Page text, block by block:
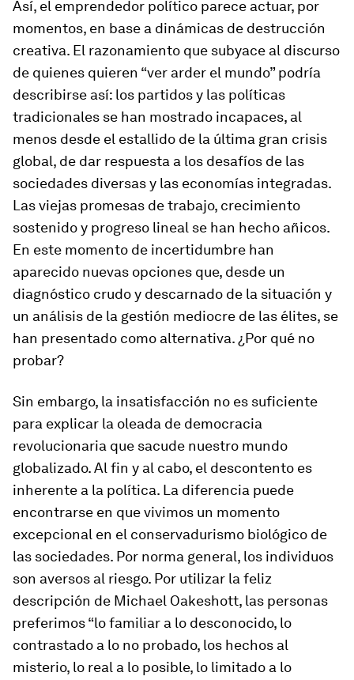
Así, el emprendedor político parece actuar, por
momentos, en base a dinámicas de destrucción
creativa. El razonamiento que subyace al discurso
de quienes quieren “ver arder el mundo” podría
describirse así: los partidos y las políticas
tradicionales se han mostrado incapaces, al
menos desde el estallido de la última gran crisis
global, de dar respuesta a los desafíos de las
sociedades diversas y las economías integradas.
Las viejas promesas de trabajo, crecimiento
sostenido y progreso lineal se han hecho añicos.
En este momento de incertidumbre han
aparecido nuevas opciones que, desde un
diagnóstico crudo y descarnado de la situación y
un análisis de la gestión mediocre de las élites, se
han presentado como alternativa. ¿Por qué no
probar?
Sin embargo, la insatisfacción no es suficiente
para explicar la oleada de democracia
revolucionaria que sacude nuestro mundo
globalizado. Al fin y al cabo, el descontento es
inherente a la política. La diferencia puede
encontrarse en que vivimos un momento
excepcional en el conservadurismo biológico de
las sociedades. Por norma general, los individuos
son aversos al riesgo. Por utilizar la feliz
descripción de Michael Oakeshott, las personas
preferimos “lo familiar a lo desconocido, lo
contrastado a lo no probado, los hechos al
misterio, lo real a lo posible, lo limitado a lo